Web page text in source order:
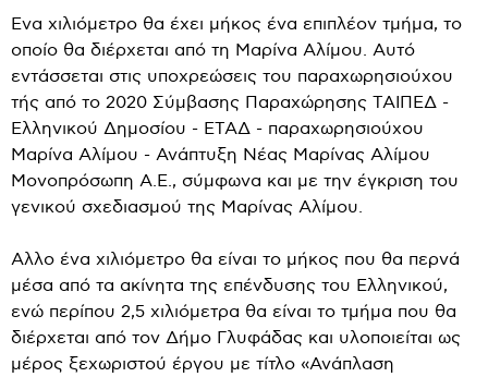
Ενα χιλιόμετρο θα έχει μήκος ένα επιπλέον τμήμα, το
οποίο θα διέρχεται από τη Μαρίνα Αλίμου. Αυτό
εντάσσεται στις υποχρεώσεις του παραχωρησιούχου
τής από το 2020 Σύμβασης Παραχώρησης ΤΑΙΠΕΔ -
Ελληνικού Δημοσίου - ΕΤΑΔ - παραχωρησιούχου
Μαρίνα Αλίμου - Ανάπτυξη Νέας Μαρίνας Αλίμου
Μονοπρόσωπη Α.Ε., σύμφωνα και με την έγκριση του
γενικού σχεδιασμού της Μαρίνας Αλίμου.
Αλλο ένα χιλιόμετρο θα είναι το μήκος που θα περνά
μέσα από τα ακίνητα της επένδυσης του Ελληνικού,
ενώ περίπου 2,5 χιλιόμετρα θα είναι το τμήμα που θα
διέρχεται από τον Δήμο Γλυφάδας και υλοποιείται ως
μέρος ξεχωριστού έργου με τίτλο «Ανάπλαση